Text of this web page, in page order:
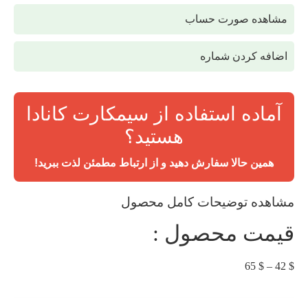
مشاهده صورت حساب
اضافه کردن شماره
آماده استفاده از سیمکارت کانادا
هستید؟
همین حالا سفارش دهید و از ارتباط مطمئن لذت ببرید!
مشاهده توضیحات کامل محصول
قیمت محصول :
42 $
–
65 $